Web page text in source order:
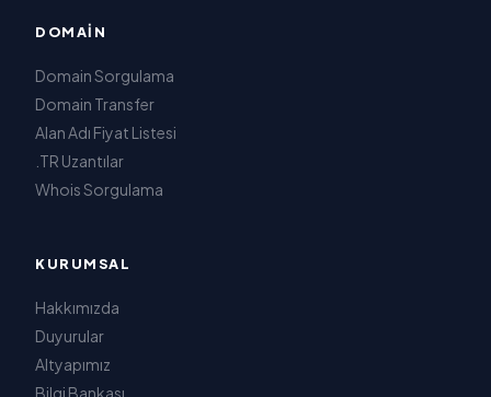
DOMAIN
Domain Sorgulama
Domain Transfer
Alan Adı Fiyat Listesi
.TR Uzantılar
Whois Sorgulama
KURUMSAL
Hakkımızda
Duyurular
Altyapımız
Bilgi Bankası